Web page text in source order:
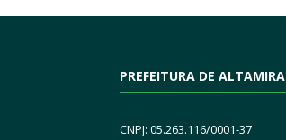
PREFEITURA DE ALTAMIRA
CNPJ: 05.263.116/0001-37